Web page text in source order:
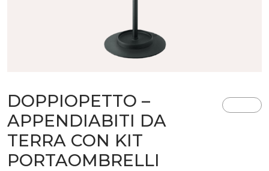
DOPPIOPETTO –
APPENDIABITI DA
TERRA CON KIT
PORTAOMBRELLI